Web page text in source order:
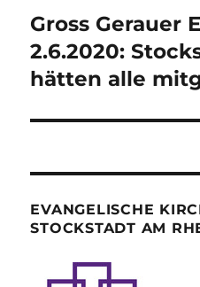
Nächster
Beitrag:
Gross Gerauer
2.6.2020:
hätten alle
EVANGELISCHE
STOCKSTADT AM